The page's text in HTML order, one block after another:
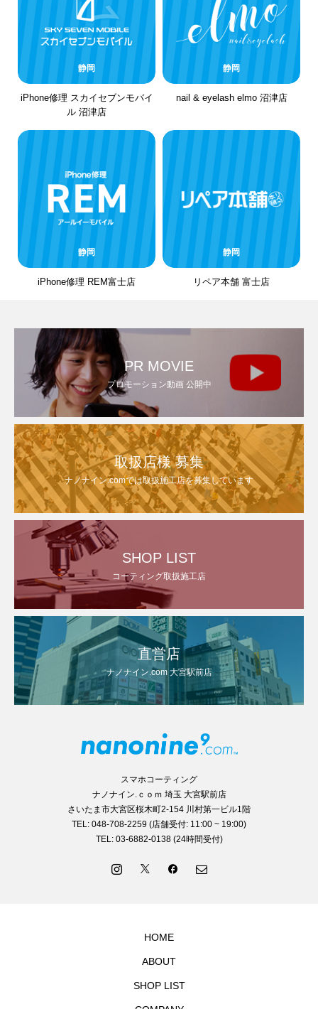
静岡
iPhone修理 スカイセブンモバイ
ル 沼津店
静岡
nail & eyelash elmo 沼津店
静岡
iPhone修理 REM富士店
静岡
リペア本舗 富士店
PR MOVIE
プロモーション動画 公開中
取扱店様 募集
ナノナイン.comでは取扱施工店を募集しています
SHOP LIST
コーティング取扱施工店
直営店
ナノナイン.com 大宮駅前店
スマホコーティング
ナノナイン.ｃｏｍ 埼玉 大宮駅前店
さいたま市大宮区桜木町2-154 川村第一ビル1階
TEL: 048-708-2259 (店舗受付: 11:00 ~ 19:00)
TEL: 03-6882-0138 (24時間受付)
HOME
ABOUT
SHOP LIST